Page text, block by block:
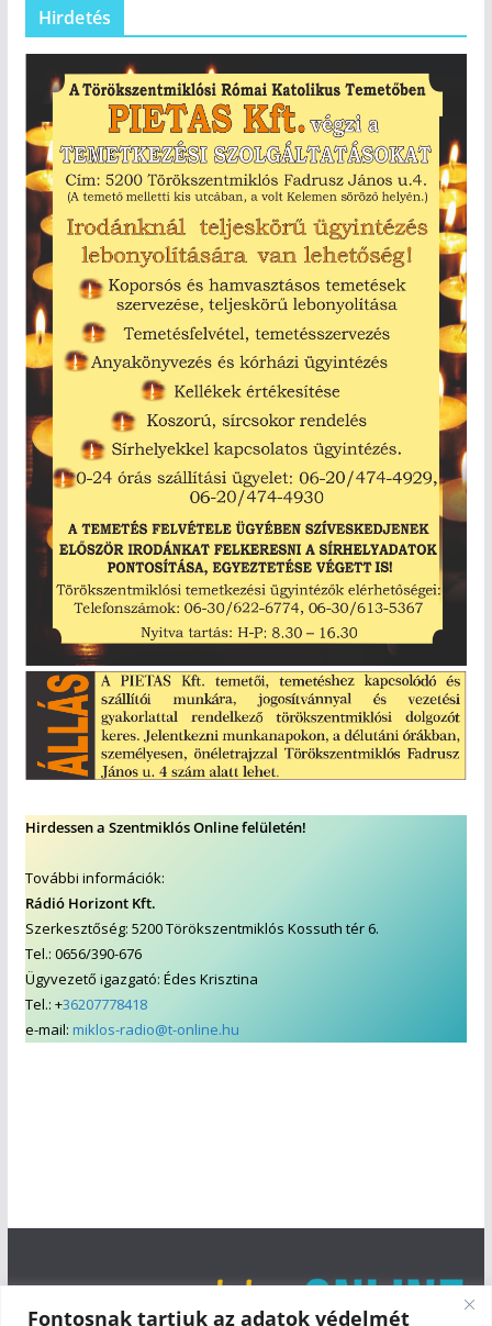
Fontosnak tartjuk az adatok védelmét
Hirdetés
Hirdessen a Szentmiklós Online felületén!
További információk:
Rádió Horizont Kft.
Szerkesztőség: 5200 Törökszentmiklós Kossuth tér 6.
Tel.: 0656/390-676
Ügyvezető igazgató: Édes Krisztina
Tel.: +36207778418
e-mail: miklos-radio@t-online.hu